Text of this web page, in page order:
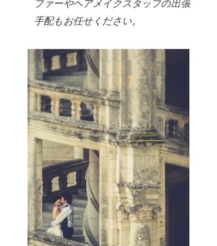
ファーやヘアメイクスタッフの出張
手配もお任せください。